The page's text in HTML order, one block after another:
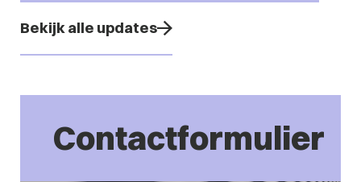
Bekijk alle updates
Contactformulier